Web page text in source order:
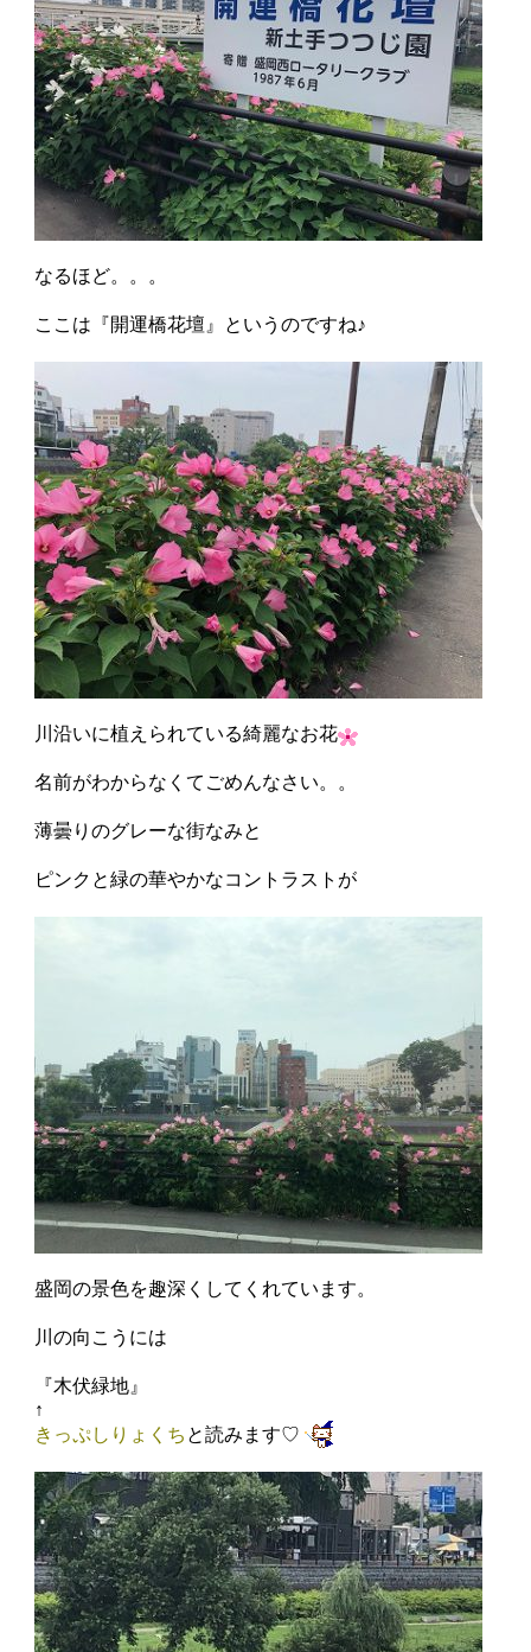
なるほど。。。
ここは『開運橋花壇』というのですね♪
川沿いに植えられている綺麗なお花
名前がわからなくてごめんなさい。。
薄曇りのグレーな街なみと
ピンクと緑の華やかなコントラストが
盛岡の景色を趣深くしてくれています。
川の向こうには
『木伏緑地』
↑
きっぷしりょくち と読みます♡